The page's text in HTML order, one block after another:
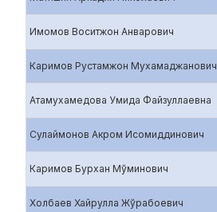
Имомов Воситжон Анварович
Каримов Рустамжон Мухамаджанович
Атамухамедова Умида Файзуллаевна
Сулаймонов Акром Исомиддинович
Каримов Бурхан Мўминович
Холбаев Хайрулла Жўрабоевич